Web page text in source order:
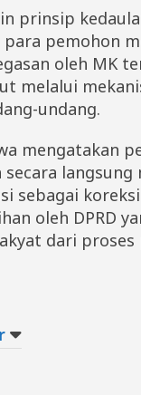
prinsip
pemohon
oleh MK
melalui
undang.
mengatakan
secara langsung
sebagai
oleh DPRD
dari